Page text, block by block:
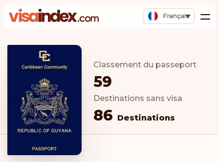
Français
Classement du passeport
59
Destinations sans visa
86 Destinations